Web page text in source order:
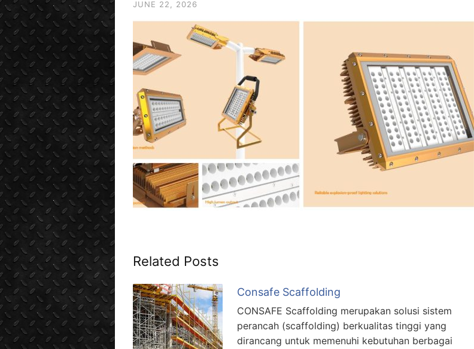
JUNE 22, 2026
Related Posts
Consafe Scaffolding
CONSAFE Scaffolding merupakan solusi sistem
perancah (scaffolding) berkualitas tinggi yang
dirancang untuk memenuhi kebutuhan berbagai